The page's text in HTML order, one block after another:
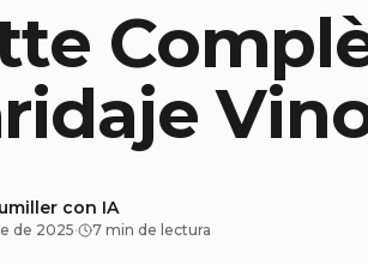
con IA
de 2025· 7 min de lectura